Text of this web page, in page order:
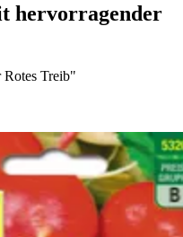
hervorragender
Treib"